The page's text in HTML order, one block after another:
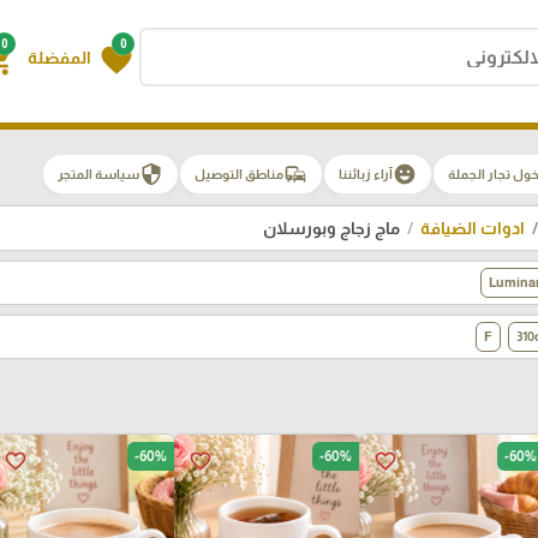
0
favorite المفضلة
0
تجار الجملة emoji_emotionsآراء زبائننا commuteمناطق التوصيل securityسياسة المتجر
ادوات الضيافة ماج زجاج وبورسلان
F
favorite_border -60%
favorite_border -60%
favorite_border -60%